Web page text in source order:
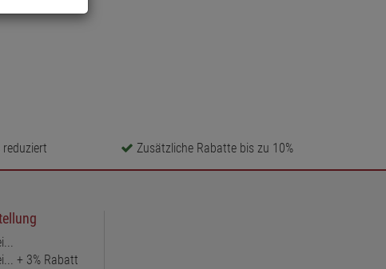
reduziert Zusätzliche Rabatte bis zu 10%
+ 3% Rabatt